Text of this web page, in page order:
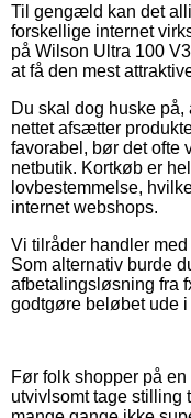
Til gengæld kan det
forskellige internet
på Wilson Ultra 100
at få den mest
Du skal dog huske
nettet afsætter
favorabel, bør det
netbutik. Kortkøb er
lovbestemmelse,
internet webshops.
Vi tilråder handler
Som alternativ burde
afbetalingsløsning fra
godtgøre beløbet ude i
Før folk shopper på
utvivlsomt tage stilling